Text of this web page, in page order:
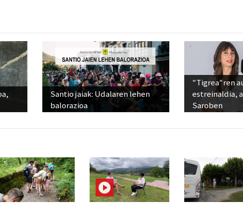
Santio jaiak: Udalaren lehen
balorazioa
"Tigrea"ren
estreinaldia,
Saroben